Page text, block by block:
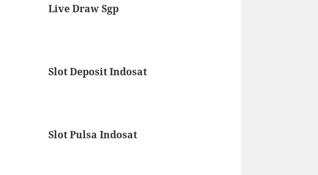
Live Draw Sgp
Slot Deposit Indosat
Slot Pulsa Indosat